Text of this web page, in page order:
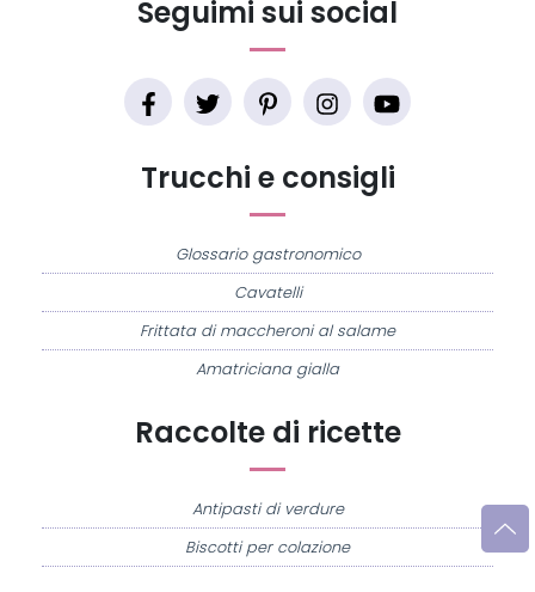
Raccolte di ricette
Antipasti di verdure
Biscotti per colazione
Trucchi e consigli
Glossario gastronomico
Cavatelli
Frittata di maccheroni al salame
Amatriciana gialla
Seguimi sui social